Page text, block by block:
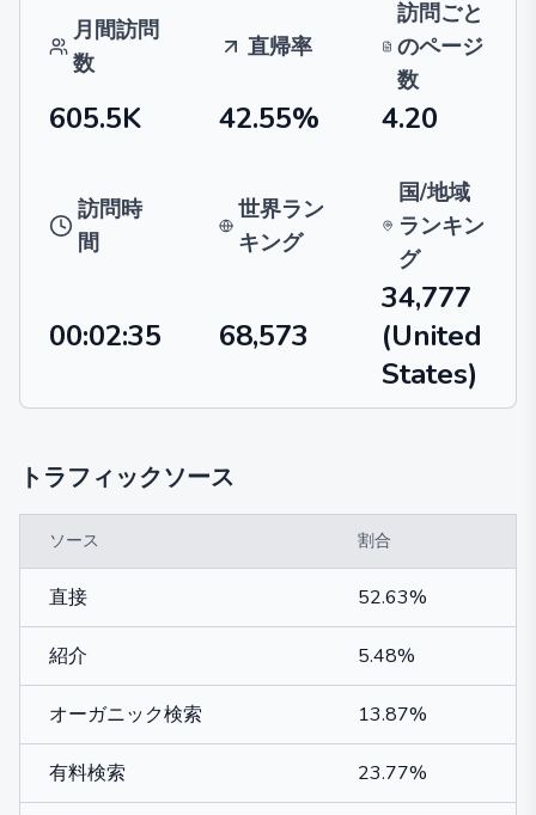
月間訪問
数
直帰率
訪問ごと
のページ
数
605.5K 42.55% 4.20
訪問時
間
世界ラン
キング
国/地域
ランキン
グ
00:02:35 68,573
34,777
(United
States)
トラフィックソース
ソース 割合
直接 52.63%
紹介 5.48%
オーガニック検索 13.87%
有料検索 23.77%